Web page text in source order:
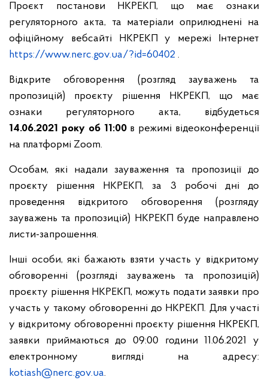
Проєкт постанови НКРЕКП, що має ознаки
регуляторного акта, та матеріали оприлюднені на
офіційному вебсайті НКРЕКП у мережі Інтернет
https://www.nerc.gov.ua/?id=60402 .
Відкрите обговорення (розгляд зауважень та
пропозицій) проєкту рішення НКРЕКП, що має
ознаки регуляторного акта, відбудеться
14.06.2021 рокуоб 11:00в режимі відеоконференції
на платформі Zoom.
Особам, які надали зауваження та пропозиції до
проєкту рішення НКРЕКП, за 3 робочі дні до
проведення відкритого обговорення (розгляду
зауважень та пропозицій) НКРЕКП буде направлено
листи-запрошення.
Інші особи, які бажають взяти участь у відкритому
обговоренні (розгляді зауважень та пропозицій)
проєкту рішення НКРЕКП, можуть подати заявки про
участь у такому обговоренні до НКРЕКП. Для участі
у відкритому обговоренні проєкту рішення НКРЕКП,
заявки приймаються до 09:00 години 11.06.2021 у
електронному вигляді на адресу:
kotiash@nerc.gov.ua.